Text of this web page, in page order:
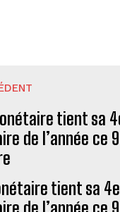
tient sa 4e